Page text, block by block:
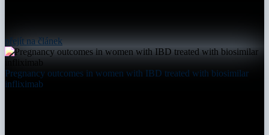
přejít na článek
Pregnancy outcomes in women with IBD treated with biosimilar
infliximab